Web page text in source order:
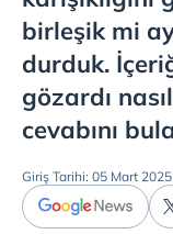
birleşik mi
durduk.
gözardı
cevabını
Giriş Tarihi: 05 Mart